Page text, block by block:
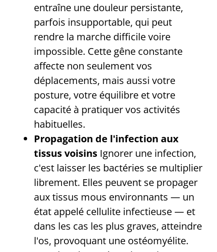
entraîne une douleur persistante,
parfois insupportable, qui peut
rendre la marche difficile voire
impossible. Cette gêne constante
affecte non seulement vos
déplacements, mais aussi votre
posture, votre équilibre et votre
capacité à pratiquer vos activités
habituelles.
Propagation de l'infection aux
tissus voisins Ignorer une infection,
c'est laisser les bactéries se multiplier
librement. Elles peuvent se propager
aux tissus mous environnants — un
état appelé cellulite infectieuse — et
dans les cas les plus graves, atteindre
l'os, provoquant une ostéomyélite.